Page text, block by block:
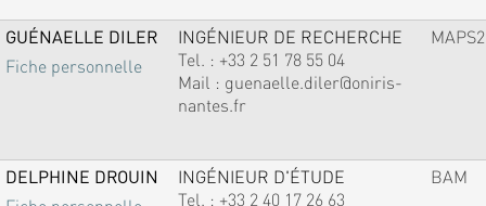
GUÉNAELLE DILER
Fiche personnelle
INGÉNIEUR DE RECHERCHE
Tel. : +33 2 51 78 55 04
Mail : guenaelle.diler@oniris-
nantes.fr
MAPS2
DELPHINE DROUIN
INGÉNIEUR D'ÉTUDE
Tel. : +33 2 40 17 26 63
BAM